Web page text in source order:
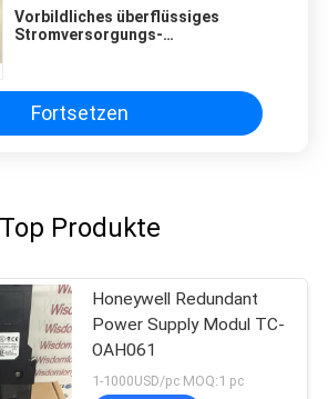
Vorbildliches überflüssiges
Stromversorgungs-
Fortsetzen
Top Produkte
Honeywell Redundant
Power Supply Modul TC-
OAH061
1-1000USD/pc MOQ:1 pc